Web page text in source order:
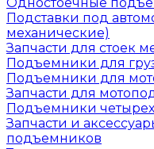
Подставки под
механические)
Запчасти для стоек
Подъемники для
Подъемники для
Запчасти для
Подъемники
Запчасти и
подъемников